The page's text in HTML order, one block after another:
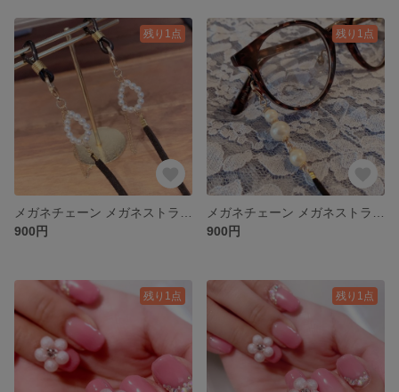
残り1点
900円
残り1点
900円
残り1点 残り1点